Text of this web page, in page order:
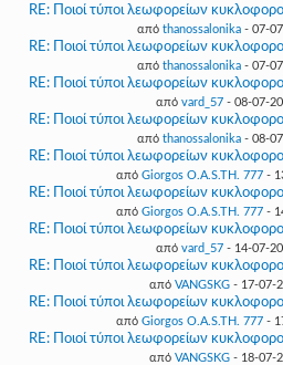
RE: Ποιοί τύποι λεωφορείων
από thanossalonika - 07-
RE: Ποιοί τύποι λεωφορείων
από thanossalonika - 07-
RE: Ποιοί τύποι λεωφορείων
από vard_57- 08-07-
RE: Ποιοί τύποι λεωφορείων
από thanossalonika - 08-
RE: Ποιοί τύποι λεωφορείων
από Giorgos O.A.S.TH. 777-
RE: Ποιοί τύποι λεωφορείων
από Giorgos O.A.S.TH. 777-
RE: Ποιοί τύποι λεωφορείων
από vard_57- 14-07-
RE: Ποιοί τύποι λεωφορείων
από VANGSKG- 17-07-
RE: Ποιοί τύποι λεωφορείων
από Giorgos O.A.S.TH. 777-
RE: Ποιοί τύποι λεωφορείων
από VANGSKG- 18-07-